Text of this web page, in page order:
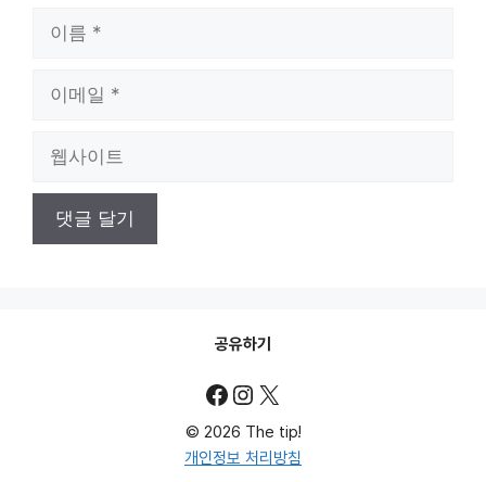
공유하기
Facebook
Instagram
X
© 2026 The tip!
개인정보 처리방침